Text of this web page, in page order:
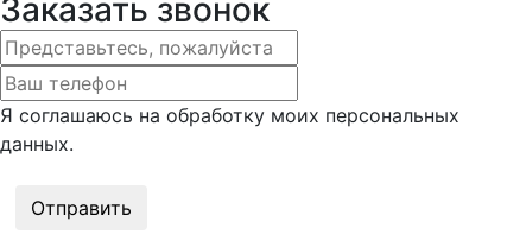
Заказать звонок
Я соглашаюсь на обработку моих персональных
данных.